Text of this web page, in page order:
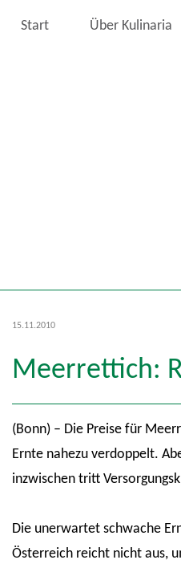
Start Über Kulinaria
15.11.2010
Meerrettich:
(Bonn) – Die Preise für
Ernte nahezu verdoppelt.
inzwischen tritt
Die unerwartet schwache
Österreich reicht nicht aus,